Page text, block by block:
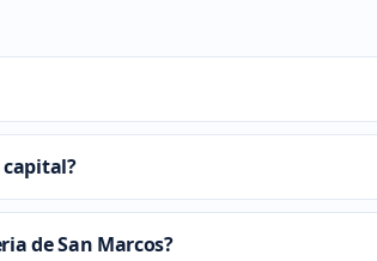
de San Marcos?